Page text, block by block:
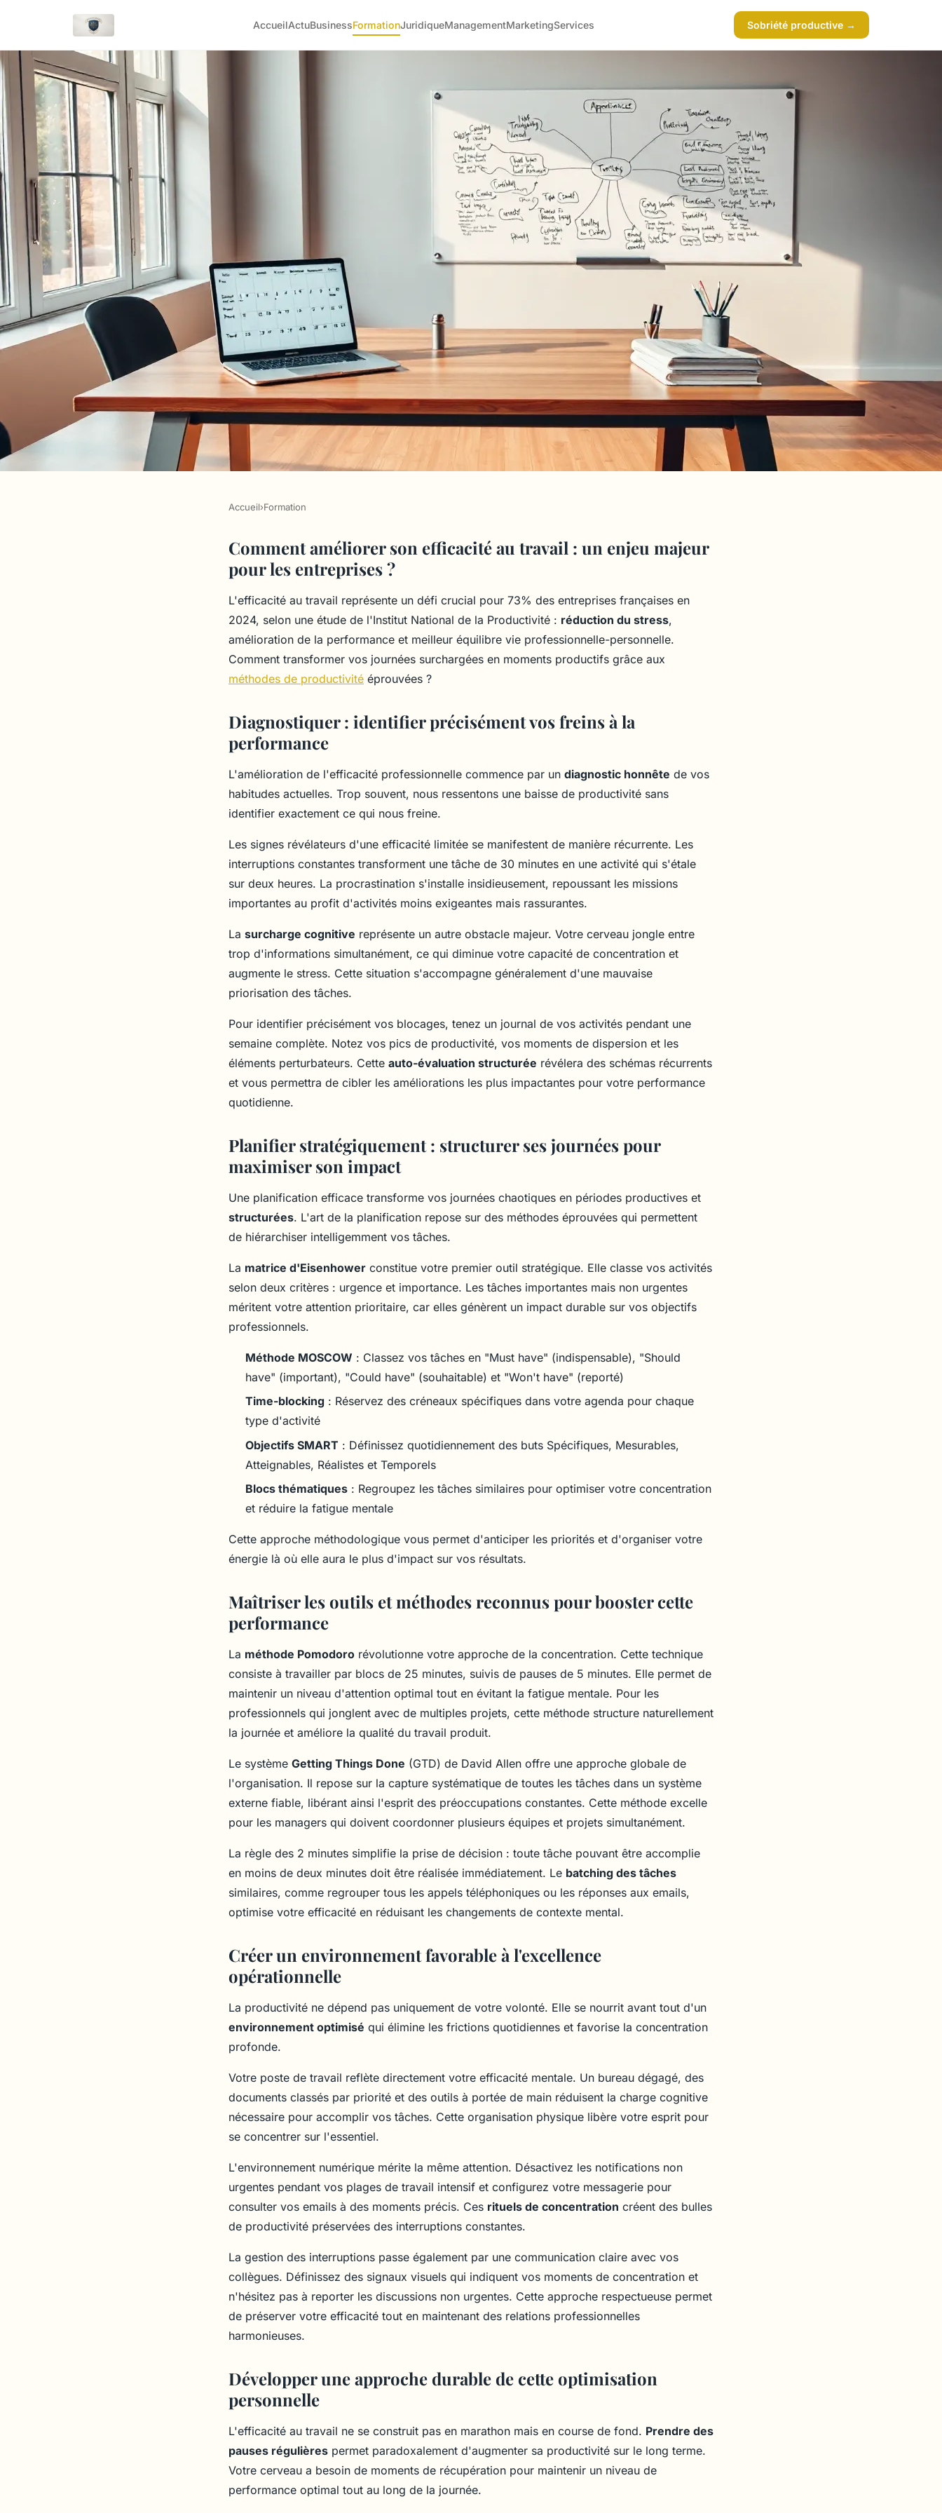
AccueilActuBusinessFormationJuridiqueManagementMarketingServices Sobriété productive →
Efficacité professionnelle : 5 clés pour
mieux gérer votre temps
Accueil›Formation
Comment améliorer son efficacité au travail : un enjeu majeur
pour les entreprises ?
L'efficacité au travail représente un défi crucial pour 73% des entreprises françaises en
2024, selon une étude de l'Institut National de la Productivité : réduction du stress,
amélioration de la performance et meilleur équilibre vie professionnelle-personnelle.
Comment transformer vos journées surchargées en moments productifs grâce aux
méthodes de productivité éprouvées ?
Diagnostiquer : identifier précisément vos freins à la
performance
L'amélioration de l'efficacité professionnelle commence par un diagnostic honnête de vos
habitudes actuelles. Trop souvent, nous ressentons une baisse de productivité sans
identifier exactement ce qui nous freine.
Les signes révélateurs d'une efficacité limitée se manifestent de manière récurrente. Les
interruptions constantes transforment une tâche de 30 minutes en une activité qui s'étale
sur deux heures. La procrastination s'installe insidieusement, repoussant les missions
importantes au profit d'activités moins exigeantes mais rassurantes.
La surcharge cognitive représente un autre obstacle majeur. Votre cerveau jongle entre
trop d'informations simultanément, ce qui diminue votre capacité de concentration et
augmente le stress. Cette situation s'accompagne généralement d'une mauvaise
priorisation des tâches.
Pour identifier précisément vos blocages, tenez un journal de vos activités pendant une
semaine complète. Notez vos pics de productivité, vos moments de dispersion et les
éléments perturbateurs. Cette auto-évaluation structurée révélera des schémas récurrents
et vous permettra de cibler les améliorations les plus impactantes pour votre performance
quotidienne.
Planifier stratégiquement : structurer ses journées pour
maximiser son impact
Une planification efficace transforme vos journées chaotiques en périodes productives et
structurées. L'art de la planification repose sur des méthodes éprouvées qui permettent
de hiérarchiser intelligemment vos tâches.
La matrice d'Eisenhower constitue votre premier outil stratégique. Elle classe vos activités
selon deux critères : urgence et importance. Les tâches importantes mais non urgentes
méritent votre attention prioritaire, car elles génèrent un impact durable sur vos objectifs
professionnels.
Méthode MOSCOW : Classez vos tâches en "Must have" (indispensable), "Should
have" (important), "Could have" (souhaitable) et "Won't have" (reporté)
Time-blocking : Réservez des créneaux spécifiques dans votre agenda pour chaque
type d'activité
Objectifs SMART : Définissez quotidiennement des buts Spécifiques, Mesurables,
Atteignables, Réalistes et Temporels
Blocs thématiques : Regroupez les tâches similaires pour optimiser votre concentration
et réduire la fatigue mentale
Cette approche méthodologique vous permet d'anticiper les priorités et d'organiser votre
énergie là où elle aura le plus d'impact sur vos résultats.
Maîtriser les outils et méthodes reconnus pour booster cette
performance
La méthode Pomodoro révolutionne votre approche de la concentration. Cette technique
consiste à travailler par blocs de 25 minutes, suivis de pauses de 5 minutes. Elle permet de
maintenir un niveau d'attention optimal tout en évitant la fatigue mentale. Pour les
professionnels qui jonglent avec de multiples projets, cette méthode structure naturellement
la journée et améliore la qualité du travail produit.
Le système Getting Things Done (GTD) de David Allen offre une approche globale de
l'organisation. Il repose sur la capture systématique de toutes les tâches dans un système
externe fiable, libérant ainsi l'esprit des préoccupations constantes. Cette méthode excelle
pour les managers qui doivent coordonner plusieurs équipes et projets simultanément.
La règle des 2 minutes simplifie la prise de décision : toute tâche pouvant être accomplie
en moins de deux minutes doit être réalisée immédiatement. Le batching des tâches
similaires, comme regrouper tous les appels téléphoniques ou les réponses aux emails,
optimise votre efficacité en réduisant les changements de contexte mental.
Créer un environnement favorable à l'excellence
opérationnelle
La productivité ne dépend pas uniquement de votre volonté. Elle se nourrit avant tout d'un
environnement optimisé qui élimine les frictions quotidiennes et favorise la concentration
profonde.
Votre poste de travail reflète directement votre efficacité mentale. Un bureau dégagé, des
documents classés par priorité et des outils à portée de main réduisent la charge cognitive
nécessaire pour accomplir vos tâches. Cette organisation physique libère votre esprit pour
se concentrer sur l'essentiel.
L'environnement numérique mérite la même attention. Désactivez les notifications non
urgentes pendant vos plages de travail intensif et configurez votre messagerie pour
consulter vos emails à des moments précis. Ces rituels de concentration créent des bulles
de productivité préservées des interruptions constantes.
La gestion des interruptions passe également par une communication claire avec vos
collègues. Définissez des signaux visuels qui indiquent vos moments de concentration et
n'hésitez pas à reporter les discussions non urgentes. Cette approche respectueuse permet
de préserver votre efficacité tout en maintenant des relations professionnelles
harmonieuses.
Développer une approche durable de cette optimisation
personnelle
L'efficacité au travail ne se construit pas en marathon mais en course de fond. Prendre des
pauses régulières permet paradoxalement d'augmenter sa productivité sur le long terme.
Votre cerveau a besoin de moments de récupération pour maintenir un niveau de
performance optimal tout au long de la journée.